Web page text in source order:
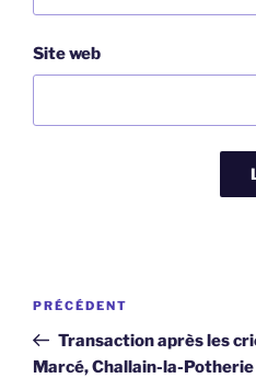
Site web
Navigation
l’article
Article
précédent
PRÉCÉDENT
Transaction après les
Marcé, Challain-la-